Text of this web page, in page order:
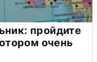
пройдите
очень